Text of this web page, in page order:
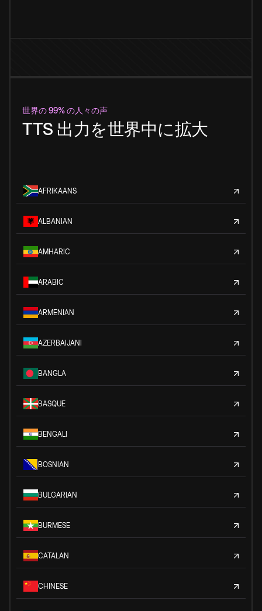
世界の 99% の人々の声
TTS 出力を世界中に拡大
AFRIKAANS
ALBANIAN
AMHARIC
ARABIC
ARMENIAN
AZERBAIJANI
BANGLA
BASQUE
BENGALI
BOSNIAN
BULGARIAN
BURMESE
CATALAN
CHINESE